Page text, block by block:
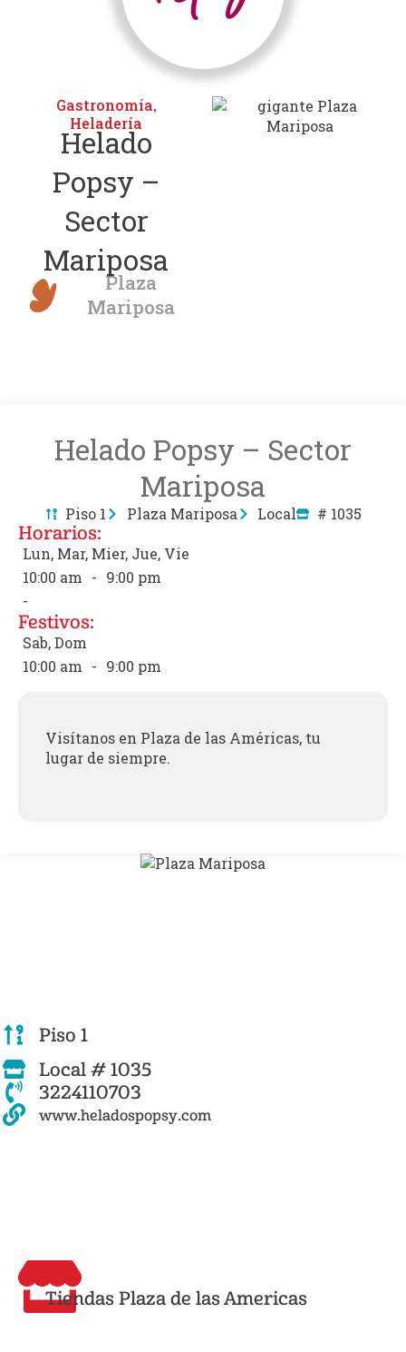
Gastronomía,
Heladería
Helado
Popsy –
Sector
Mariposa
Plaza
Mariposa
Helado Popsy – Sector
Mariposa
Piso 1 Plaza Mariposa Local # 1035
Horarios:
Lun, Mar, Mier, Jue, Vie
10:00 am - 9:00 pm
-
Festivos:
Sab, Dom
10:00 am - 9:00 pm
Visítanos en Plaza de las Américas, tu
lugar de siempre.
Piso 1
Local # 1035
3224110703
www.heladospopsy.com
Tiendas Plaza de las Americas